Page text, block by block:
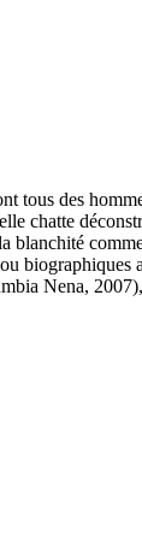
tous des
chatte
Nena,